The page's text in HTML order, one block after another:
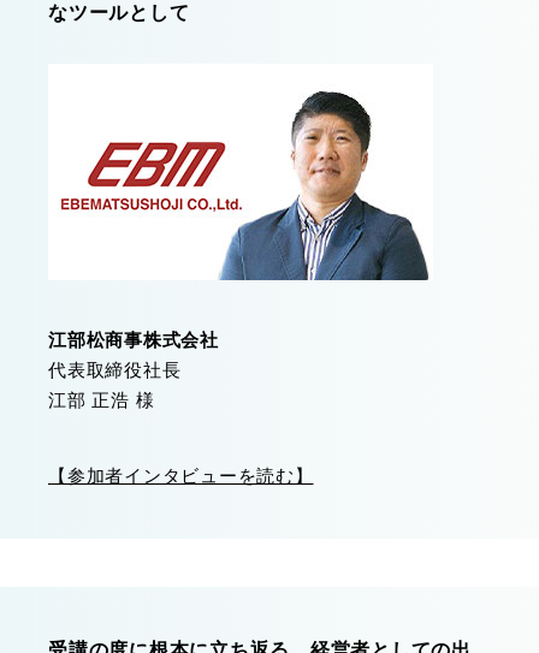
なツールとして
江部松商事株式会社
代表取締役社長
江部 正浩 様
【参加者インタビューを読む】